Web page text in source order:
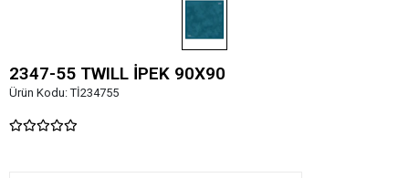
2347-55 TWILL İPEK 90X90
Ürün Kodu:Tİ234755